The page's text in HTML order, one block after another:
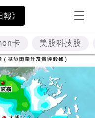
》
卡 美股科技股